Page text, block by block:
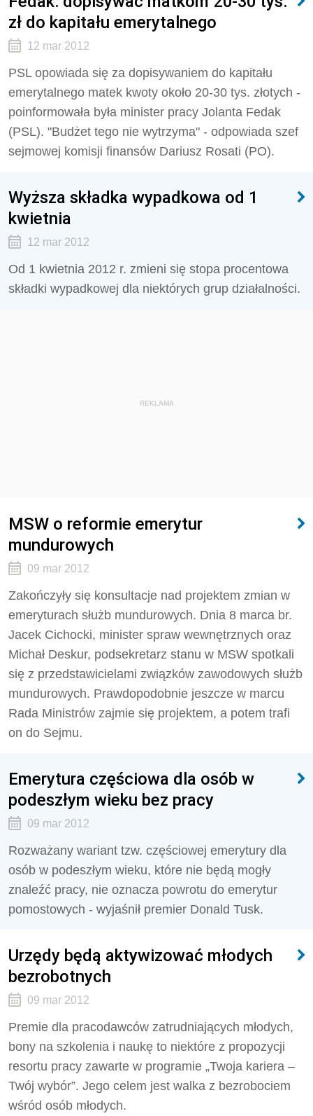
zł do kapitału emerytalnego
12 mar 2012
PSL opowiada się za dopisywaniem do kapitału
emerytalnego matek kwoty około 20-30 tys. złotych -
poinformowała była minister pracy Jolanta Fedak
(PSL). "Budżet tego nie wytrzyma" - odpowiada szef
sejmowej komisji finansów Dariusz Rosati (PO).
Wyższa składka wypadkowa od 1
kwietnia
12 mar 2012
Od 1 kwietnia 2012 r. zmieni się stopa procentowa
składki wypadkowej dla niektórych grup działalności.
REKLAMA
MSW o reformie emerytur
mundurowych
09 mar 2012
Zakończyły się konsultacje nad projektem zmian w
emeryturach służb mundurowych. Dnia 8 marca br.
Jacek Cichocki, minister spraw wewnętrznych oraz
Michał Deskur, podsekretarz stanu w MSW spotkali
się z przedstawicielami związków zawodowych służb
mundurowych. Prawdopodobnie jeszcze w marcu
Rada Ministrów zajmie się projektem, a potem trafi
on do Sejmu.
Emerytura częściowa dla osób w
podeszłym wieku bez pracy
09 mar 2012
Rozważany wariant tzw. częściowej emerytury dla
osób w podeszłym wieku, które nie będą mogły
znaleźć pracy, nie oznacza powrotu do emerytur
pomostowych - wyjaśnił premier Donald Tusk.
Urzędy będą aktywizować młodych
bezrobotnych
09 mar 2012
Premie dla pracodawców zatrudniających młodych,
bony na szkolenia i naukę to niektóre z propozycji
resortu pracy zawarte w programie „Twoja kariera –
Twój wybór”. Jego celem jest walka z bezrobociem
wśród osób młodych.